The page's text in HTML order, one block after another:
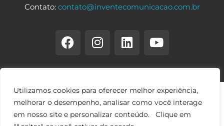
Utilizamos cookies para oferecer melhor experiência,
melhorar o desempenho, analisar como você interage
em nosso site e personalizar conteúdo. Clique em
Contato: contato@inventecomunicacao.com.br